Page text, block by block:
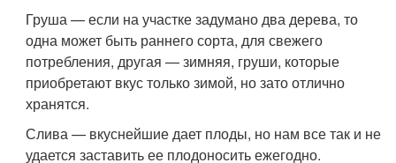
Груша — если на участке задумано два дерева, то
одна может быть раннего сорта, для свежего
потребления, другая — зимняя, груши, которые
приобретают вкус только зимой, но зато отлично
хранятся.
Слива — вкуснейшие дает плоды, но нам все так и не
удается заставить ее плодоносить ежегодно.